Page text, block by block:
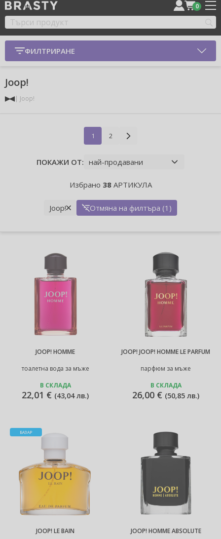
0
ФИЛТРИРАНЕ
Joop!
Joop!
1 2
ПОКАЖИ ОТ:
Избрано 38АРТИКУЛА
Joop! Отмяна на филтъра (1)
JOOP! HOMME
тоалетна вода за мъже
В СКЛАДА
22,01 € (43,04 лв.)
JOOP! JOOP! HOMME LE PARFUM
парфюм за мъже
В СКЛАДА
26,00 € (50,85 лв.)
JOOP! LE BAIN
БАЗАР
JOOP! HOMME ABSOLUTE